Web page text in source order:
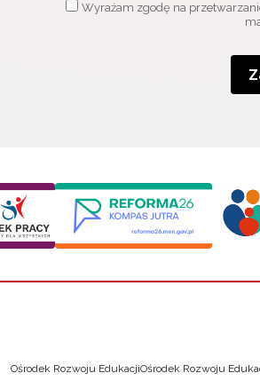
Wyrażam zgodę na
Ośrodek Rozwoju EdukacjiOśrodek Rozwoju